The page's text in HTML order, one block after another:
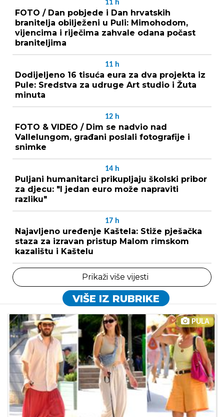
11 h
FOTO / Dan pobjede i Dan hrvatskih
branitelja obilježeni u Puli: Mimohodom,
vijencima i riječima zahvale odana počast
braniteljima
11 h
Dodijeljeno 16 tisuća eura za dva projekta iz
Pule: Sredstva za udruge Art studio i Žuta
minuta
12 h
FOTO & VIDEO / Dim se nadvio nad
Vallelungom, građani poslali fotografije i
snimke
14 h
Puljani humanitarci prikupljaju školski pribor
za djecu: "I jedan euro može napraviti
razliku"
17 h
Najavljeno uređenje Kaštela: Stiže pješačka
staza za izravan pristup Malom rimskom
kazalištu i Kaštelu
Prikaži više vijesti
VIŠE IZ RUBRIKE
PULA